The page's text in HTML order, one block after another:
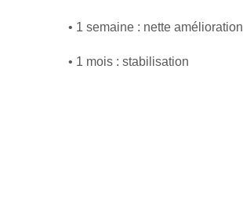
• 1 semaine : nette amélioration
• 1 mois : stabilisation